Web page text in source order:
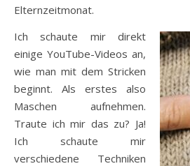
Elternzeitmonat.
Ich schaute mir direkt
einige YouTube-Videos an,
wie man mit dem Stricken
beginnt. Als erstes also
Maschen aufnehmen.
Traute ich mir das zu? Ja!
Ich schaute mir
verschiedene Techniken